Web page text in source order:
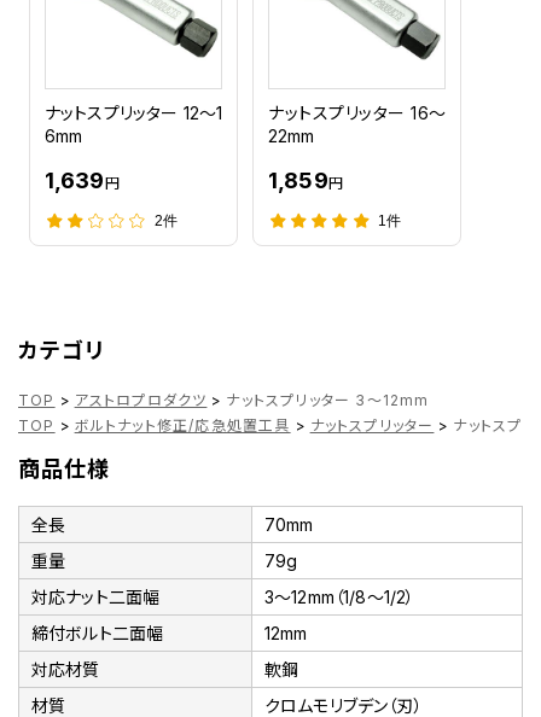
ナットスプリッター 12～1
6mm
1,639円
2件
ナットスプリッター 16～
22mm
1,859円
1件
カテゴリ
TOP > アストロプロダクツ > ナットスプリッター 3～12mm
TOP > ボルトナット修正/応急処置工具 > ナットスプリッター > ナットスプ
商品仕様
全長
70mm
重量
79g
対応ナット二面幅
3～12mm（1/8～1/2）
締付ボルト二面幅
12mm
対応材質
軟鋼
材質
クロムモリブデン（刃）